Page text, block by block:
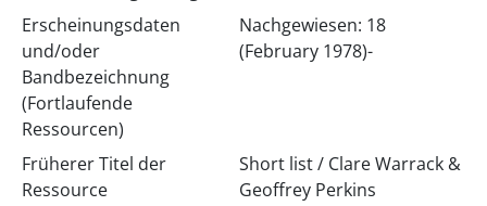
Erscheinungsdaten
und/oder
Bandbezeichnung
(Fortlaufende
Ressourcen)
Nachgewiesen: 18
(February 1978)-
Früherer Titel der
Ressource
Short list / Clare Warrack &
Geoffrey Perkins